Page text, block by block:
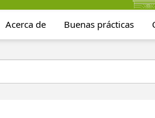
Acerca de Buenas prácticas